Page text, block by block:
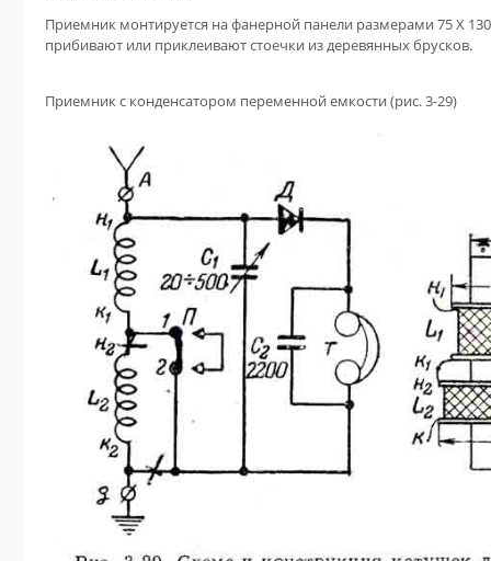
Приемник монтируется на фанерной панели размерами 75 X
прибивают или приклеивают стоечки из деревянных брусков.
Приемник с конденсатором переменной емкости (рис. 3-29)